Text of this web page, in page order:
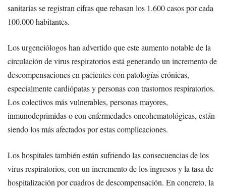
sanitarias se registran cifras que rebasan los 1.600 casos por cada
100.000 habitantes.
Los urgenciólogos han advertido que este aumento notable de la
circulación de virus respiratorios está generando un incremento de
descompensaciones en pacientes con patologías crónicas,
especialmente cardiópatas y personas con trastornos respiratorios.
Los colectivos más vulnerables, personas mayores,
inmunodeprimidas o con enfermedades oncohematológicas, están
siendo los más afectados por estas complicaciones.
Los hospitales también están sufriendo las consecuencias de los
virus respiratorios, con un incremento de los ingresos y la tasa de
hospitalización por cuadros de descompensación. En concreto, la